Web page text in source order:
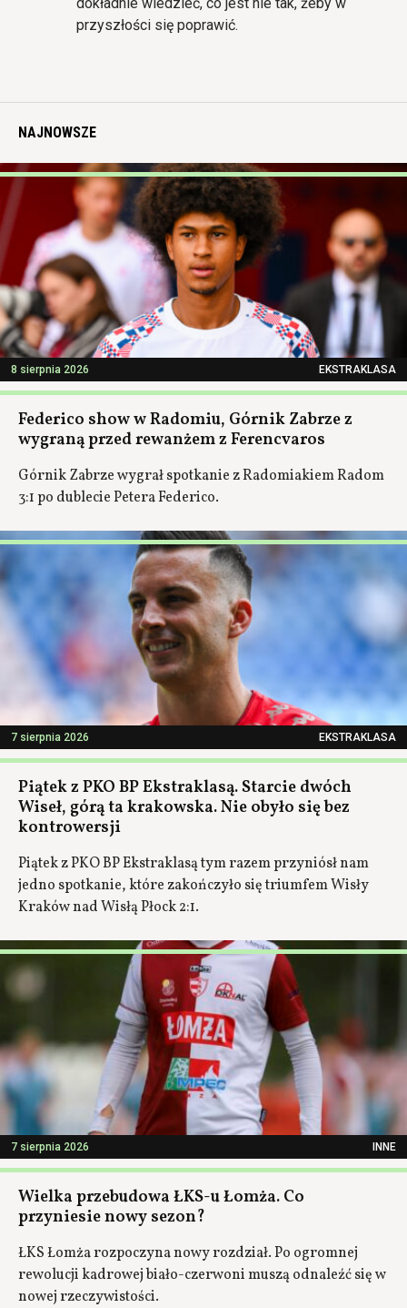
przyszłości się poprawić.
NAJNOWSZE
8 sierpnia 2026 EKSTRAKLASA
Federico show w Radomiu, Górnik Zabrze z
wygraną przed rewanżem z Ferencvaros
Górnik Zabrze wygrał spotkanie z Radomiakiem Radom
3:1 po dublecie Petera Federico.
7 sierpnia 2026 EKSTRAKLASA
Piątek z PKO BP Ekstraklasą. Starcie dwóch
Wiseł, górą ta krakowska. Nie obyło się bez
kontrowersji
Piątek z PKO BP Ekstraklasą tym razem przyniósł nam
jedno spotkanie, które zakończyło się triumfem Wisły
Kraków nad Wisłą Płock 2:1.
7 sierpnia 2026 INNE
Wielka przebudowa ŁKS-u Łomża. Co
przyniesie nowy sezon?
ŁKS Łomża rozpoczyna nowy rozdział. Po ogromnej
rewolucji kadrowej biało-czerwoni muszą odnaleźć się w
nowej rzeczywistości.